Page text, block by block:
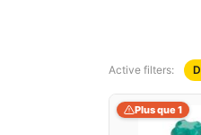
Active filters:
Plus que 1